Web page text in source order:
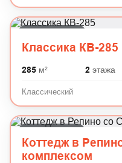
Классика КВ-285
285м² 2 этажа
Классический
Коттедж в
комплексом